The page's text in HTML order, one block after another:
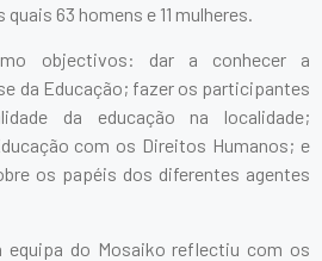
63 homens e 11 mulheres.
objectivos: dar a conhecer a
da Educação; fazer os participantes
da educação na localidade;
com os Direitos Humanos; e
os papéis dos diferentes agentes
equipa do Mosaiko reflectiu com os